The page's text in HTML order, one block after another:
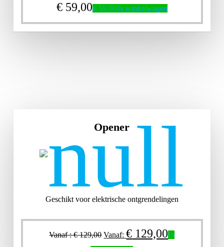
€59,00€59,00In winkelwagen
Opener
Geschikt voor elektrische ontgrendelingen
Vanaf :€129,00 Vanaf:€ 129,00In